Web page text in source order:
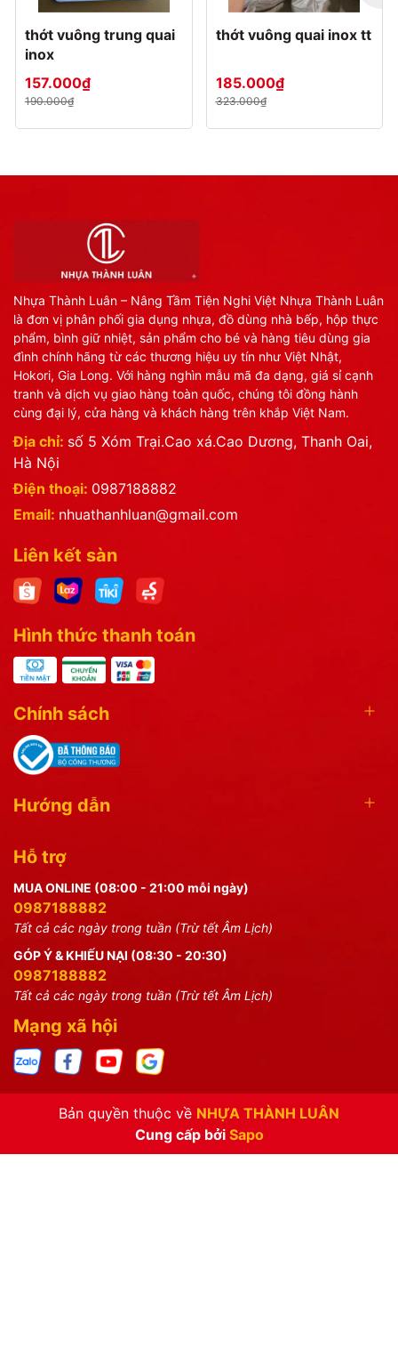
thớt vuông trung quai
inox
157.000₫
190.000₫
thớt vuông quai inox tt
185.000₫
323.000₫
Nhựa Thành Luân – Nâng Tầm Tiện Nghi Việt Nhựa Thành Luân
là đơn vị phân phối gia dụng nhựa, đồ dùng nhà bếp, hộp thực
phẩm, bình giữ nhiệt, sản phẩm cho bé và hàng tiêu dùng gia
đình chính hãng từ các thương hiệu uy tín như Việt Nhật,
Hokori, Gia Long. Với hàng nghìn mẫu mã đa dạng, giá sỉ cạnh
tranh và dịch vụ giao hàng toàn quốc, chúng tôi đồng hành
cùng đại lý, cửa hàng và khách hàng trên khắp Việt Nam.
Địa chỉ: số 5 Xóm Trại.Cao xá.Cao Dương, Thanh Oai,
Hà Nội
Điện thoại: 0987188882
Email: nhuathanhluan@gmail.com
Liên kết sàn
Hình thức thanh toán
Chính sách
Hướng dẫn
Hỗ trợ
MUA ONLINE (08:00 - 21:00 mỗi ngày)
0987188882
Tất cả các ngày trong tuần (Trừ tết Âm Lịch)
GÓP Ý & KHIẾU NẠI (08:30 - 20:30)
0987188882
Tất cả các ngày trong tuần (Trừ tết Âm Lịch)
Mạng xã hội
Bản quyền thuộc về NHỰA THÀNH LUÂN
Cung cấp bởi Sapo